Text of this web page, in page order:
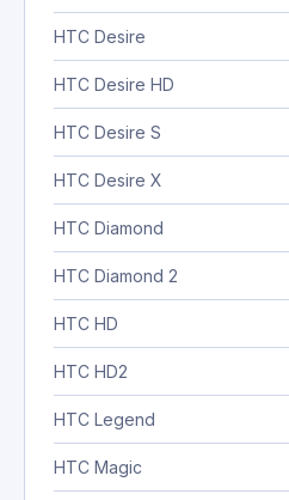
HTC Desire
HTC Desire HD
HTC Desire S
HTC Desire X
HTC Diamond
HTC Diamond 2
HTC HD
HTC HD2
HTC Legend
HTC Magic